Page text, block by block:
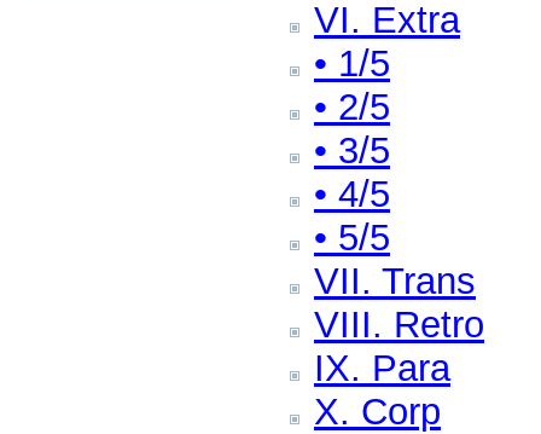
VI. Extra
• 1/5
• 2/5
• 3/5
• 4/5
• 5/5
VII. Trans
VIII. Retro
IX. Para
X. Corp